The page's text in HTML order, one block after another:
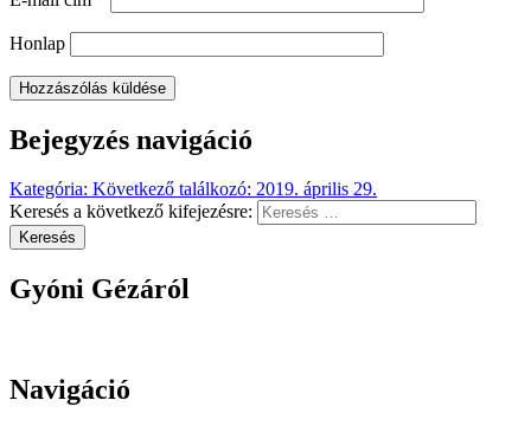
Honlap
Bejegyzés navigáció
Kategória: Következő találkozó: 2019. április 29.
Keresés a következő kifejezésre:
Keresés
Gyóni Gézáról
Navigáció